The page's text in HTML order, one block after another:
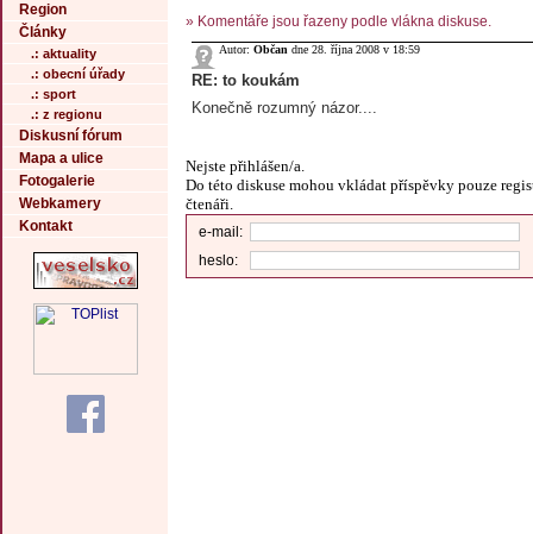
Region
Články
.: aktuality
.: obecní úřady
.: sport
.: z regionu
Diskusní fórum
Mapa a ulice
Fotogalerie
Webkamery
Kontakt
» Komentáře jsou řazeny podle vlákna diskuse.
Autor: Občan dne 28. října 2008 v 18:59
RE: to koukám
Konečně rozumný názor....
Nejste přihlášen/a.
Do této diskuse mohou vkládat příspěvky pouze
čtenáři.
e-mail:
heslo: